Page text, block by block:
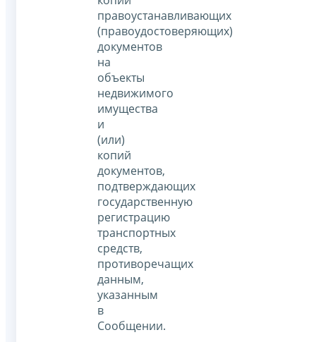
правоустанавливающих
(правоудостоверяющих)
документов
на
объекты
недвижимого
имущества
и
(или)
копий
документов,
подтверждающих
государственную
регистрацию
транспортных
средств,
противоречащих
данным,
указанным
в
Сообщении.